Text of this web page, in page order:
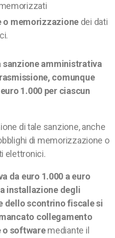
o memorizzazione dei dati
sanzione amministrativa
comunque
1.000 per ciascun
di tale sanzione, anche
di memorizzazione o
elettronici.
da euro 1.000 a euro
installazione degli
dello scontrino fiscale si
collegamento
o softwaremediante il